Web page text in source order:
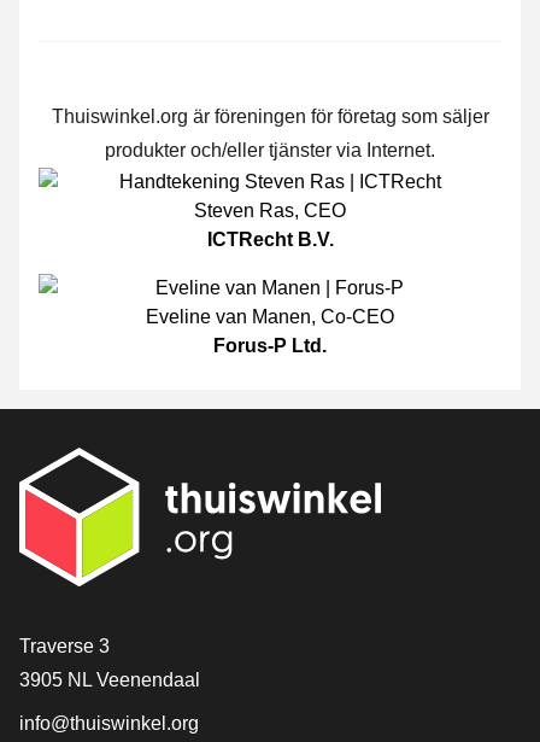
Thuiswinkel.org är föreningen för företag som säljer
produkter och/eller tjänster via Internet.
Steven Ras, CEO
ICTRecht B.V.
Eveline van Manen, Co-CEO
Forus-P Ltd.
[_General:Contact]
Traverse 3
3905 NL Veenendaal
info@thuiswinkel.org